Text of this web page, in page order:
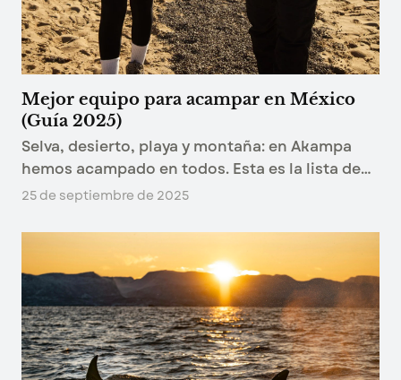
Mejor equipo para acampar en México
(Guía 2025)
Selva, desierto, playa y montaña: en Akampa
hemos acampado en todos. Esta es la lista de
equipo que de verdad usamos, ecosistema por
25 de septiembre de 2025